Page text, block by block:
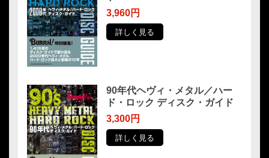
3,960円
詳しく見る
90年代ヘヴィ・メタル／ハー
ド・ロック ディスク・ガイド
3,300円
詳しく見る